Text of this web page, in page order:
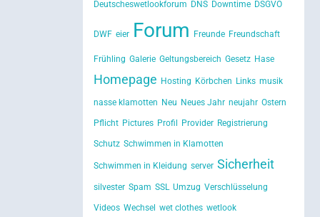
Deutscheswetlookforum DNS Downtime DSGVO
DWF eier Forum Freunde Freundschaft
Frühling Galerie Geltungsbereich Gesetz Hase
Homepage Hosting Körbchen Links musik
nasse klamotten Neu Neues Jahr neujahr Ostern
Pflicht Pictures Profil Provider Registrierung
Schutz Schwimmen in Klamotten
Schwimmen in Kleidung server Sicherheit
silvester Spam SSL Umzug Verschlüsselung
Videos Wechsel wet clothes wetlook